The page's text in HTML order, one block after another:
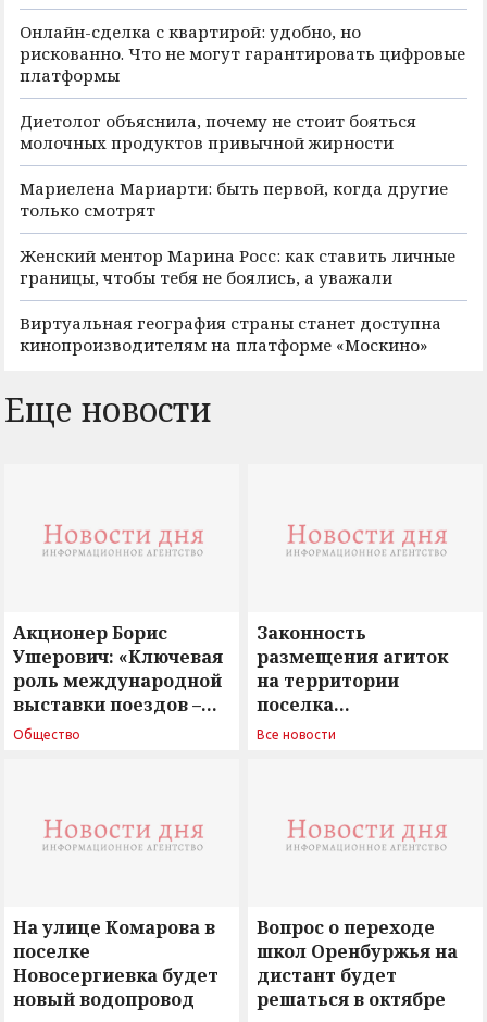
Онлайн-сделка с квартирой: удобно, но
рискованно. Что не могут гарантировать цифровые
платформы
Диетолог объяснила, почему не стоит бояться
молочных продуктов привычной жирности
Мариелена Мариарти: быть первой, когда другие
только смотрят
Женский ментор Марина Росс: как ставить личные
границы, чтобы тебя не боялись, а уважали
Виртуальная география страны станет доступна
кинопроизводителям на платформе «Москино»
Еще новости
Акционер Борис
Ушерович: «Ключевая
роль международной
выставки поездов –
поиск ответов на
Общество
Законность
размещения агиток
на территории
поселка
Новосергиевка
Все новости
На улице Комарова в
поселке
Новосергиевка будет
новый водопровод
Вопрос о переходе
школ Оренбуржья на
дистант будет
решаться в октябре